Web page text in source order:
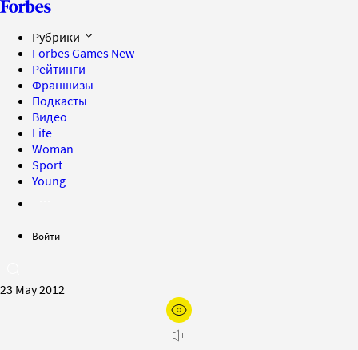
Рубрики
Forbes Games New
Рейтинги
Франшизы
Подкасты
Видео
Life
Woman
Sport
Young
Войти
23 May 2012